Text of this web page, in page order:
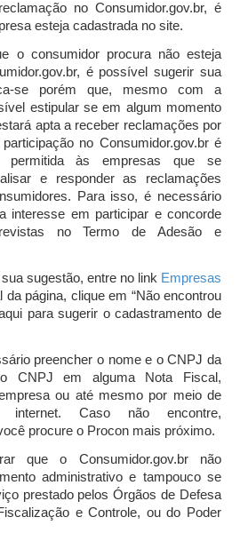
no Consumidor.gov.br, é
esteja cadastrada no site.
o consumidor procura não esteja
é possível sugerir sua
se porém que, mesmo com a
estipular se em algum momento
apta a receber reclamações por
no Consumidor.gov.br é
às empresas que se
e responder as reclamações
Para isso, é necessário
interesse em participar e concorde
no Termo de Adesão e
sugestão, entre no link Empresas
da página, clique em “Não encontrou
para sugerir o cadastramento de
preencher o nome e o CNPJ da
CNPJ em alguma Nota Fiscal,
ou até mesmo por meio de
Caso não encontre,
procure o Procon mais próximo.
que o Consumidor.gov.br não
administrativo e tampouco se
prestado pelos Órgãos de Defesa
e Controle, ou do Poder